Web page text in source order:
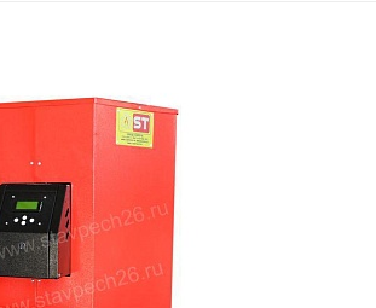
Парковочные
барьеры